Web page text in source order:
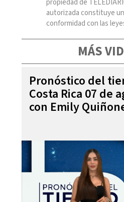
propiedad de
autorizada constituye
conformidad con las
MÁS
Pronóstico del
Costa Rica 07 de
con Emily